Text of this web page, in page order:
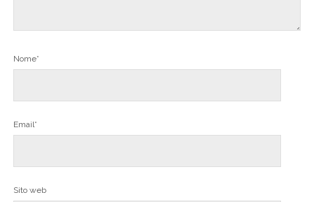
Nome*
Email*
Sito web